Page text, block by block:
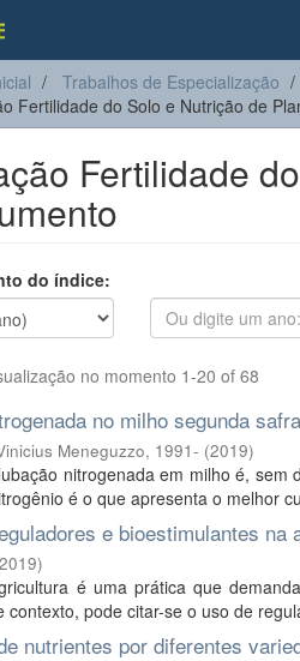
Trabalhos de Especialização
Fertilidade do Solo e Nutrição de
Fertilidade
do índice:
no momento 1-20 of 68
no milho segunda
Meneguzzo, 1991- (2019)
nitrogenada em milho é,
é o que apresenta o melhor
e bioestimulantes na
2019)
é uma prática que
contexto, pode citar-se o uso de
nutrientes por diferentes